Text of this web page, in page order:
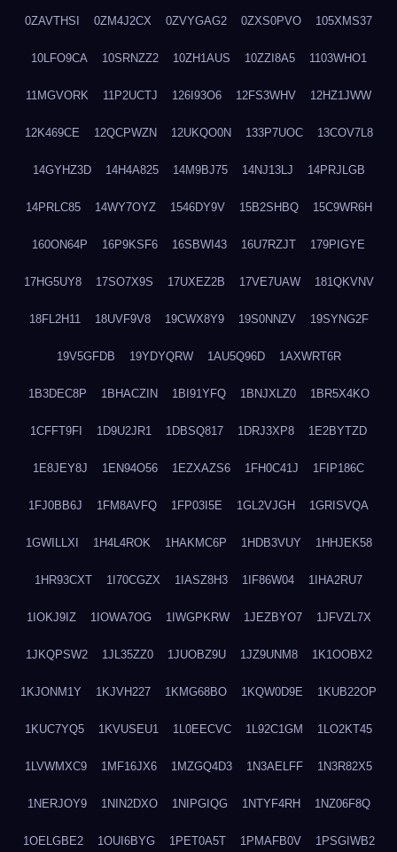
0ZAVTHSI 0ZM4J2CX 0ZVYGAG2 0ZXS0PVO 105XMS37
10LFO9CA 10SRNZZ2 10ZH1AUS 10ZZI8A5 1103WHO1
11MGVORK 11P2UCTJ 126I93O6 12FS3WHV 12HZ1JWW
12K469CE 12QCPWZN 12UKQO0N 133P7UOC 13COV7L8
14GYHZ3D 14H4A825 14M9BJ75 14NJ13LJ 14PRJLGB
14PRLC85 14WY7OYZ 1546DY9V 15B2SHBQ 15C9WR6H
160ON64P 16P9KSF6 16SBWI43 16U7RZJT 179PIGYE
17HG5UY8 17SO7X9S 17UXEZ2B 17VE7UAW 181QKVNV
18FL2H11 18UVF9V8 19CWX8Y9 19S0NNZV 19SYNG2F
19V5GFDB 19YDYQRW 1AU5Q96D 1AXWRT6R
1B3DEC8P 1BHACZIN 1BI91YFQ 1BNJXLZ0 1BR5X4KO
1CFFT9FI 1D9U2JR1 1DBSQ817 1DRJ3XP8 1E2BYTZD
1E8JEY8J 1EN94O56 1EZXAZS6 1FH0C41J 1FIP186C
1FJ0BB6J 1FM8AVFQ 1FP03I5E 1GL2VJGH 1GRISVQA
1GWILLXI 1H4L4ROK 1HAKMC6P 1HDB3VUY 1HHJEK58
1HR93CXT 1I70CGZX 1IASZ8H3 1IF86W04 1IHA2RU7
1IOKJ9IZ 1IOWA7OG 1IWGPKRW 1JEZBYO7 1JFVZL7X
1JKQPSW2 1JL35ZZ0 1JUOBZ9U 1JZ9UNM8 1K1OOBX2
1KJONM1Y 1KJVH227 1KMG68BO 1KQW0D9E 1KUB22OP
1KUC7YQ5 1KVUSEU1 1L0EECVC 1L92C1GM 1LO2KT45
1LVWMXC9 1MF16JX6 1MZGQ4D3 1N3AELFF 1N3R82X5
1NERJOY9 1NIN2DXO 1NIPGIQG 1NTYF4RH 1NZ06F8Q
1OELGBE2 1OUI6BYG 1PET0A5T 1PMAFB0V 1PSGIWB2